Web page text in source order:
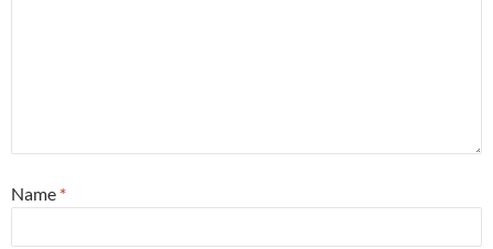
Name *